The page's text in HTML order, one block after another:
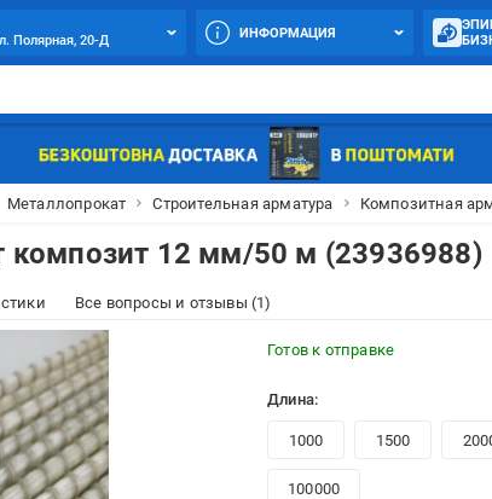
Полярная, 20-Д
ИНФОРМАЦИЯ
Металлопрокат Строительная арматура Композитная
композит 12 мм/50 м (23936988)
Все вопросы и отзывы (1)
Готов к отправке
Длина:
1000 1500
100000